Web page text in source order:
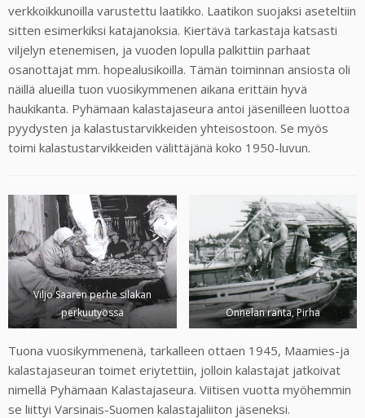
verkkoikkunoilla varustettu laatikko. Laatikon suojaksi aseteltiin
sitten esimerkiksi katajanoksia. Kiertävä tarkastaja katsasti
viljelyn etenemisen, ja vuoden lopulla palkittiin parhaat
osanottajat mm. hopealusikoilla. Tämän toiminnan ansiosta oli
näillä alueilla tuon vuosikymmenen aikana erittäin hyvä
haukikanta. Pyhämaan kalastajaseura antoi jäsenilleen luottoa
pyydysten ja kalastustarvikkeiden yhteisostoon. Se myös
toimi kalastustarvikkeiden välittäjänä koko 1950-luvun.
Viljo Saaren perhe silakan
perkuutyössä
Onnelan ranta, Pirha
Tuona vuosikymmenenä, tarkalleen ottaen 1945, Maamies-ja
kalastajaseuran toimet eriytettiin, jolloin kalastajat jatkoivat
nimellä Pyhämaan Kalastajaseura. Viitisen vuotta myöhemmin
se liittyi Varsinais-Suomen kalastajaliiton jäseneksi.